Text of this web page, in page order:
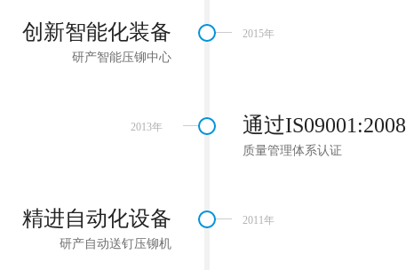
2015年
创新智能化装备
研产智能压铆中心
2013年 通过IS09001:2008
质量管理体系认证
2011年
精进自动化设备
研产自动送钉压铆机